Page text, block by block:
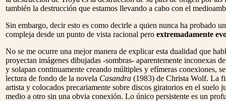
también la destrucción que estamos llevando a cabo con el
Sin embargo, decir esto es como decirle a quien nunca ha probado
compleja desde un punto de vista racional pero extremadamente
No se me ocurre una mejor manera de explicar esta dualidad que
proyectan imágenes dibujadas -sombras- aparentemente inconexas
y solapan continuamente creando múltiples y efímeras conexiones,
lectura de fondo de la novela Casandra (1983) de Christa Wolf. La
artista y colocados precariamente sobre discos giratorios en el suelo
medio a otro sin una obvia conexión. Lo único persistente es un